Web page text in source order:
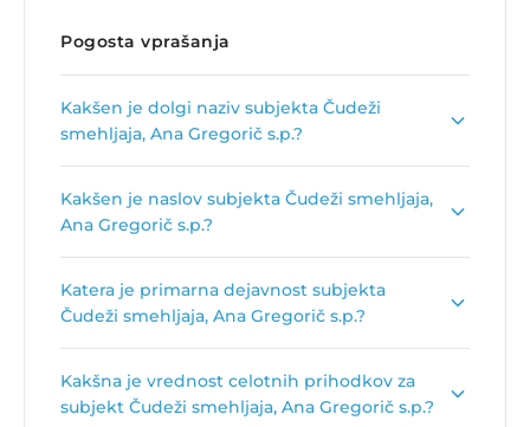
Pogosta vprašanja
Kakšen je dolgi naziv subjekta Čudeži
smehljaja, Ana Gregorič s.p.?
svetovanje in izobraževanje Ana Gregorič s.p..
Kakšen je naslov subjekta Čudeži smehljaja,
Ana Gregorič s.p.?
8, 1230 Domžale.
Katera je primarna dejavnost subjekta
Čudeži smehljaja, Ana Gregorič s.p.?
Ana Gregorič s.p. je Drugo izobraževanje,
izpopolnjevanje in usposabljanje, d. n..
Kakšna je vrednost celotnih prihodkov za
subjekt Čudeži smehljaja, Ana Gregorič s.p.?